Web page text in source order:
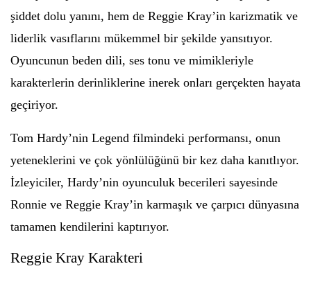
şiddet dolu yanını, hem de Reggie Kray’in karizmatik ve
liderlik vasıflarını mükemmel bir şekilde yansıtıyor.
Oyuncunun beden dili, ses tonu ve mimikleriyle
karakterlerin derinliklerine inerek onları gerçekten hayata
geçiriyor.
Tom Hardy’nin Legend filmindeki performansı, onun
yeteneklerini ve çok yönlülüğünü bir kez daha kanıtlıyor.
İzleyiciler, Hardy’nin oyunculuk becerileri sayesinde
Ronnie ve Reggie Kray’in karmaşık ve çarpıcı dünyasına
tamamen kendilerini kaptırıyor.
Reggie Kray Karakteri